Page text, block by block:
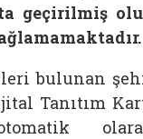
geçirilmiş
bulunan
Tanıtım